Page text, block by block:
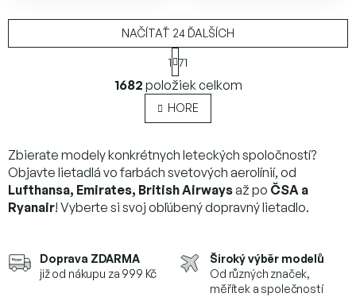
O
v
l
á
a
c
i
e
p
k
y
NAČÍTAŤ 24 ĎALŠÍCH
S
t
r
á
n
k
v
a
n
i
e
1 71
1682 položiek celkom
HORE
Zbierate modely konkrétnych leteckých spoločností?
Objavte lietadlá vo farbách svetových aerolínií, od
Lufthansa, Emirates, British Airwaysaž po ČSA a
Ryanair! Vyberte si svoj obľúbený dopravný lietadlo.
Doprava ZDARMA
již od nákupu za 999 Kč
Široký výběr modelů
Od různých značek,
měřítek a společností